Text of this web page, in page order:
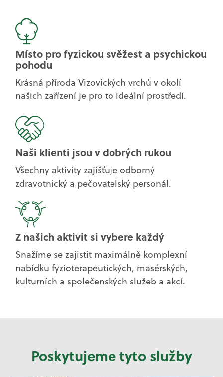
Místo pro fyzickou svěžest a psychickou
pohodu
Krásná příroda Vizovických vrchů v okolí
našich zařízení je pro to ideální prostředí.
Naši klienti jsou v dobrých rukou
Všechny aktivity zajišťuje odborný
zdravotnický a pečovatelský personál.
Z našich aktivit si vybere každý
Snažíme se zajistit maximálně komplexní
nabídku fyzioterapeutických, masérských,
kulturních a společenských služeb a akcí.
Poskytujeme tyto služby